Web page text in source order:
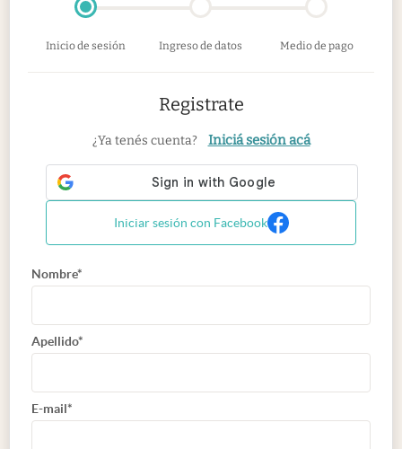
Inicio de sesión Ingreso de datos Medio de pago
Registrate
¿Ya tenés cuenta? Iniciá sesión acá
Iniciar sesión con Facebook
Nombre*
Apellido*
E-mail*